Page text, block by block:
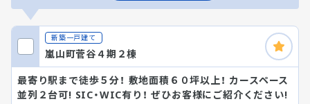
新築一戸建て
嵐山町菅谷４期２棟
最寄り駅まで徒歩５分！ 敷地面積６０坪以上！ カースペース
並列２台可! SIC・WIC有り！ ぜひお客様にご紹介ください!